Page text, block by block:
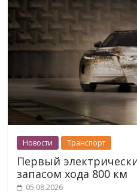
Новости Транспорт
Первый
запасом хода 800 км
05.08.2026